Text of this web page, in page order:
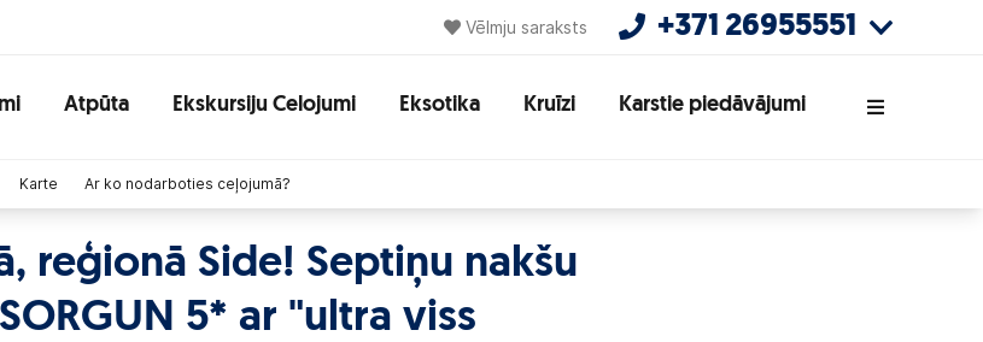
Vēlmju saraksts +371 26955551
Atpūta Ekskursiju Celojumi Eksotika Kruīzi Karstie piedāvājumi
reģionā Side! Septiņu nakšu
5* ar "ultra viss
Karte Ar ko nodarboties ceļojumā?